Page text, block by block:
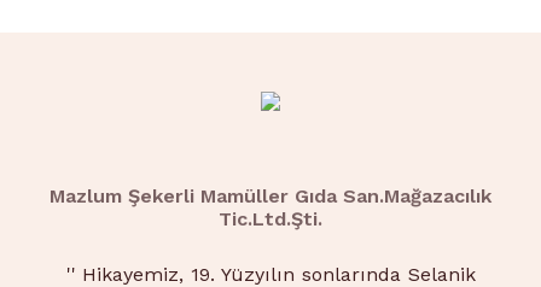
Mazlum Şekerli Mamüller Gıda San.Mağazacılık
Tic.Ltd.Şti.
'' Hikayemiz, 19. Yüzyılın sonlarında Selanik